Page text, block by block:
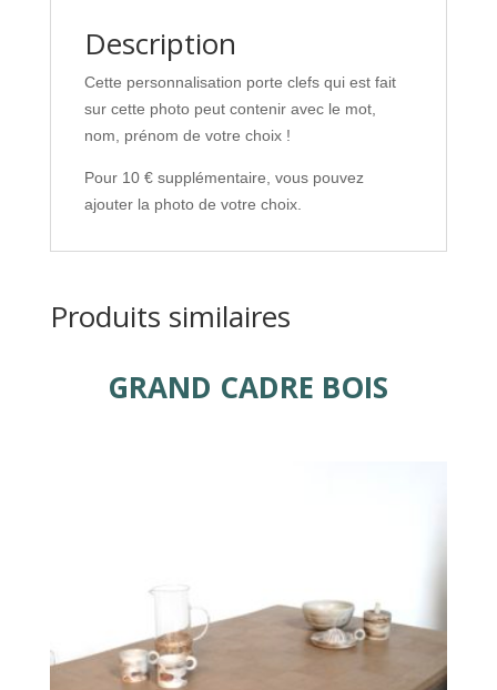
Description
Cette personnalisation porte clefs qui est fait
sur cette photo peut contenir avec le mot,
nom, prénom de votre choix !
Pour 10 € supplémentaire, vous pouvez
ajouter la photo de votre choix.
Produits similaires
GRAND CADRE BOIS